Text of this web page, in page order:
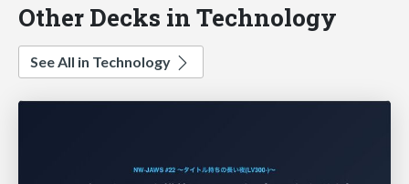
Other Decks in Technology
See All in Technology